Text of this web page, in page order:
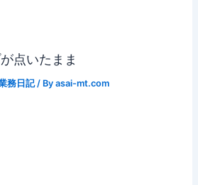
点いたまま
務日記/ Byasai-mt.com